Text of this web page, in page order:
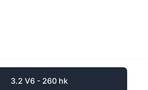
3.2 V6 - 260 hk